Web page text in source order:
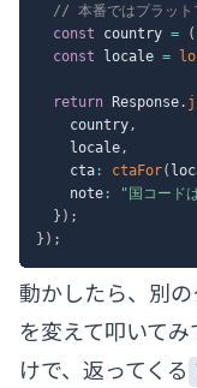
// 本番ではプラッ
const country = (
const locale =
return Response.
    country
,
    locale
,
    cta
: ctaFor(
    note
:
"国コード
} ) ;
} ) ;
動かしたら、別
を変えて叩いてみ
けで、返ってくる